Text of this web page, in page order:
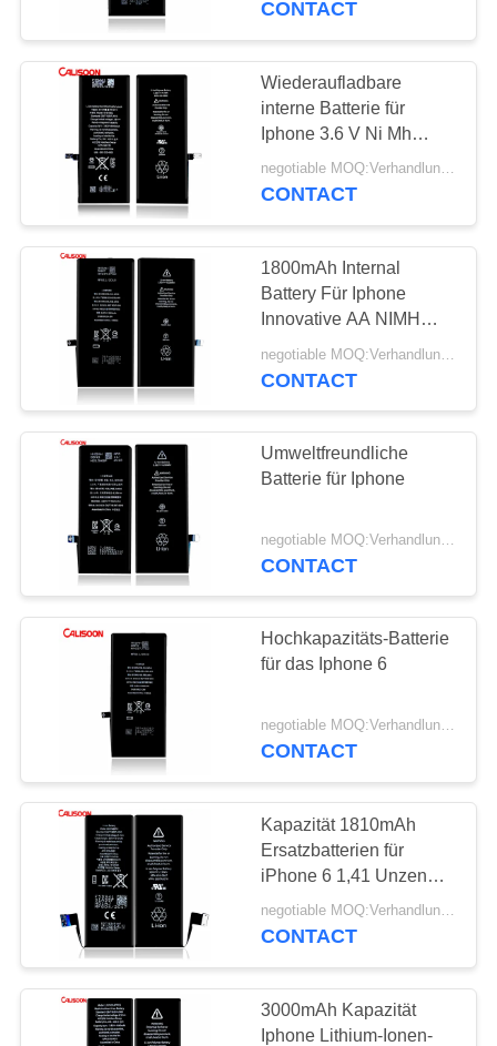
CONTACT
Wiederaufladbare
interne Batterie für
Iphone 3.6 V Ni Mh
Batterie
negotiable MOQ:Verhandlungsfähig
CONTACT
1800mAh Internal
Battery Für Iphone
Innovative AA NIMH
wiederaufladbare
Batterie
CONTACT
Umweltfreundliche
Batterie für Iphone
negotiable MOQ:Verhandlungsfähig
CONTACT
Hochkapazitäts-Batterie
für das Iphone 6
negotiable MOQ:Verhandlungsfähig
CONTACT
Kapazität 1810mAh
Ersatzbatterien für
iPhone 6 1,41 Unzen
Weiß
negotiable MOQ:Verhandlungsfähig
CONTACT
3000mAh Kapazität
Iphone Lithium-Ionen-